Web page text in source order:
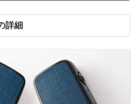
詳細